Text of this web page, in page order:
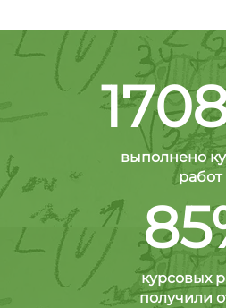
выполнено
работ
курсовых
получили